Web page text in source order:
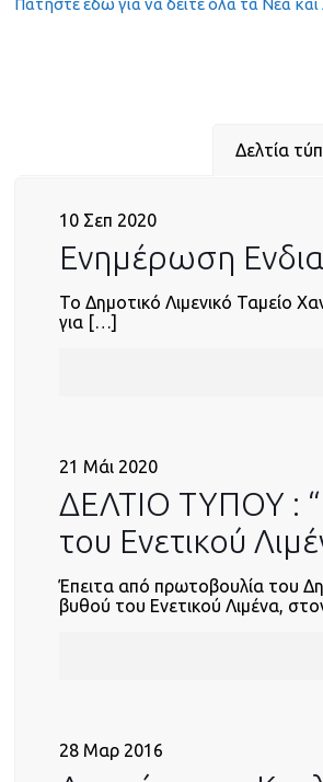
Πατήστε εδώ για να δείτε όλα τα Νέα
Δελτία
10 Σεπ 2020
Ενημέρωση
Το Δημοτικό Λιμενικό Ταμείο
για […]
21 Μάι 2020
ΔΕΛΤΙΟ ΤΥΠΟΥ :
του Ενετικού
Έπειτα από πρωτοβουλία του
βυθού του Ενετικού Λιμένα,
28 Μαρ 2016